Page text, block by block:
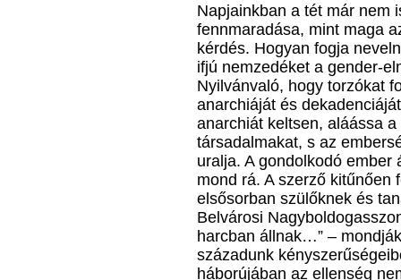
Napjainkban a tét már nem
fennmaradása, mint maga
kérdés. Hogyan fogja
ifjú nemzedéket a gender-
Nyilvánvaló, hogy torzókat
anarchiáját és
anarchiát keltsen, aláássa
társadalmakat, s az
uralja. A gondolkodó
mond rá. A szerző kitűnően
elsősorban szülőknek és
Belvárosi
harcban állnak…” –
századunk
háborújában az ellenség